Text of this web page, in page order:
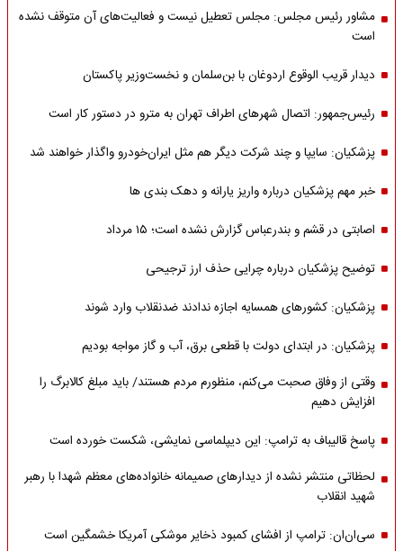
مشاور رئیس مجلس: مجلس تعطیل نیست و فعالیت‌های آن متوقف نشده
است
دیدار قریب الوقوع اردوغان با بن‌سلمان و نخست‌وزیر پاکستان
رئیس‌جمهور: اتصال شهرهای اطراف تهران به مترو در دستور کار است
پزشکیان: سایپا و چند شرکت دیگر هم مثل ایران‌خودرو واگذار خواهند شد
خبر مهم پزشکیان درباره واریز یارانه و دهک بندی ها
اصابتی در قشم و بندرعباس گزارش نشده است؛ ۱۵ مرداد
توضیح پزشکیان درباره چرایی حذف ارز ترجیحی
پزشکیان: کشورهای همسایه اجازه ندادند ضدنقلاب وارد شوند
پزشکیان: در ابتدای دولت با قطعی برق، آب و گاز مواجه بودیم
وقتی از وفاق صحبت می‌کنم، منظورم مردم هستند/ باید مبلغ کالابرگ را
افزایش دهیم
پاسخ قالیباف به ترامپ: این دیپلماسی نمایشی، شکست خورده است
لحظاتی منتشر نشده از دیدارهای صمیمانه خانواده‌های معظم شهدا با رهبر
شهید انقلاب
سی‌ان‌ان: ترامپ از افشای کمبود ذخایر موشکی آمریکا خشمگین است